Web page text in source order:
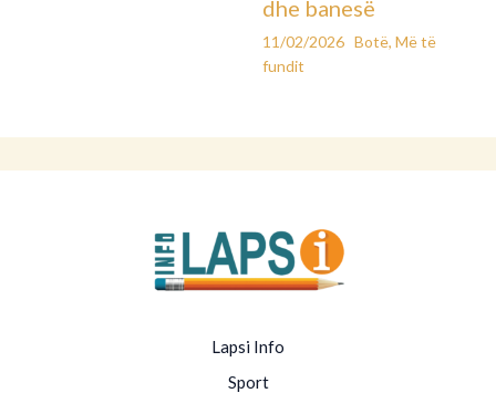
dhe banesë
11/02/2026 Botë, Më të
fundit
Lapsi Info
Sport